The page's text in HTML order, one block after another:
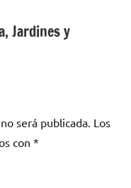
Jardines y
será publicada. Los
con *